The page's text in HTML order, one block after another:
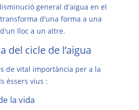
general d'aigua en el
d'una forma a una
lloc a un altre.
del cicle de l’aigua
de vital importància per a la
éssers vius :
la vida